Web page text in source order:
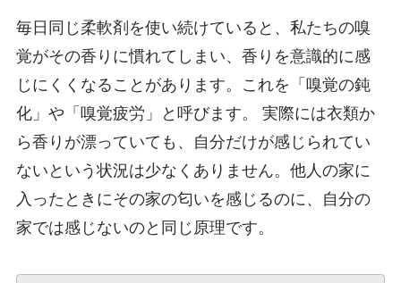
毎日同じ柔軟剤を使い続けていると、私たちの嗅
覚がその香りに慣れてしまい、香りを意識的に感
じにくくなることがあります。これを「嗅覚の鈍
化」や「嗅覚疲労」と呼びます。 実際には衣類か
ら香りが漂っていても、自分だけが感じられてい
ないという状況は少なくありません。他人の家に
入ったときにその家の匂いを感じるのに、自分の
家では感じないのと同じ原理です。